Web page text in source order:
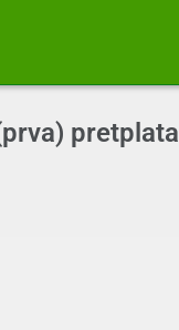
pretplata